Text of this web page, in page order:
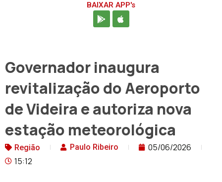
BAIXAR APP's
Governador inaugura
revitalização do Aeroporto
de Videira e autoriza nova
estação meteorológica
Região Paulo Ribeiro
05/06/2026
15:12